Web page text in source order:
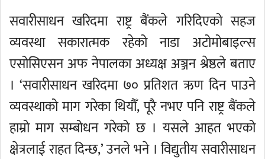
सवारीसाधन खरिदमा राष्ट्र बैंकले गरिदिएको सहज
व्यवस्था सकारात्मक रहेको नाडा अटोमोबाइल्स
एसोसिएसन अफ नेपालका अध्यक्ष अञ्जन श्रेष्ठले बताए
। ‘सवारीसाधन खरिदमा ७० प्रतिशत ऋण दिन पाउने
व्यवस्थाको माग गरेका थियौँ, पूरै नभए पनि राष्ट्र बैंकले
हाम्रो माग सम्बोधन गरेको छ । यसले आहत भएको
क्षेत्रलाई राहत दिन्छ,’ उनले भने । विद्युतीय सवारीसाधन